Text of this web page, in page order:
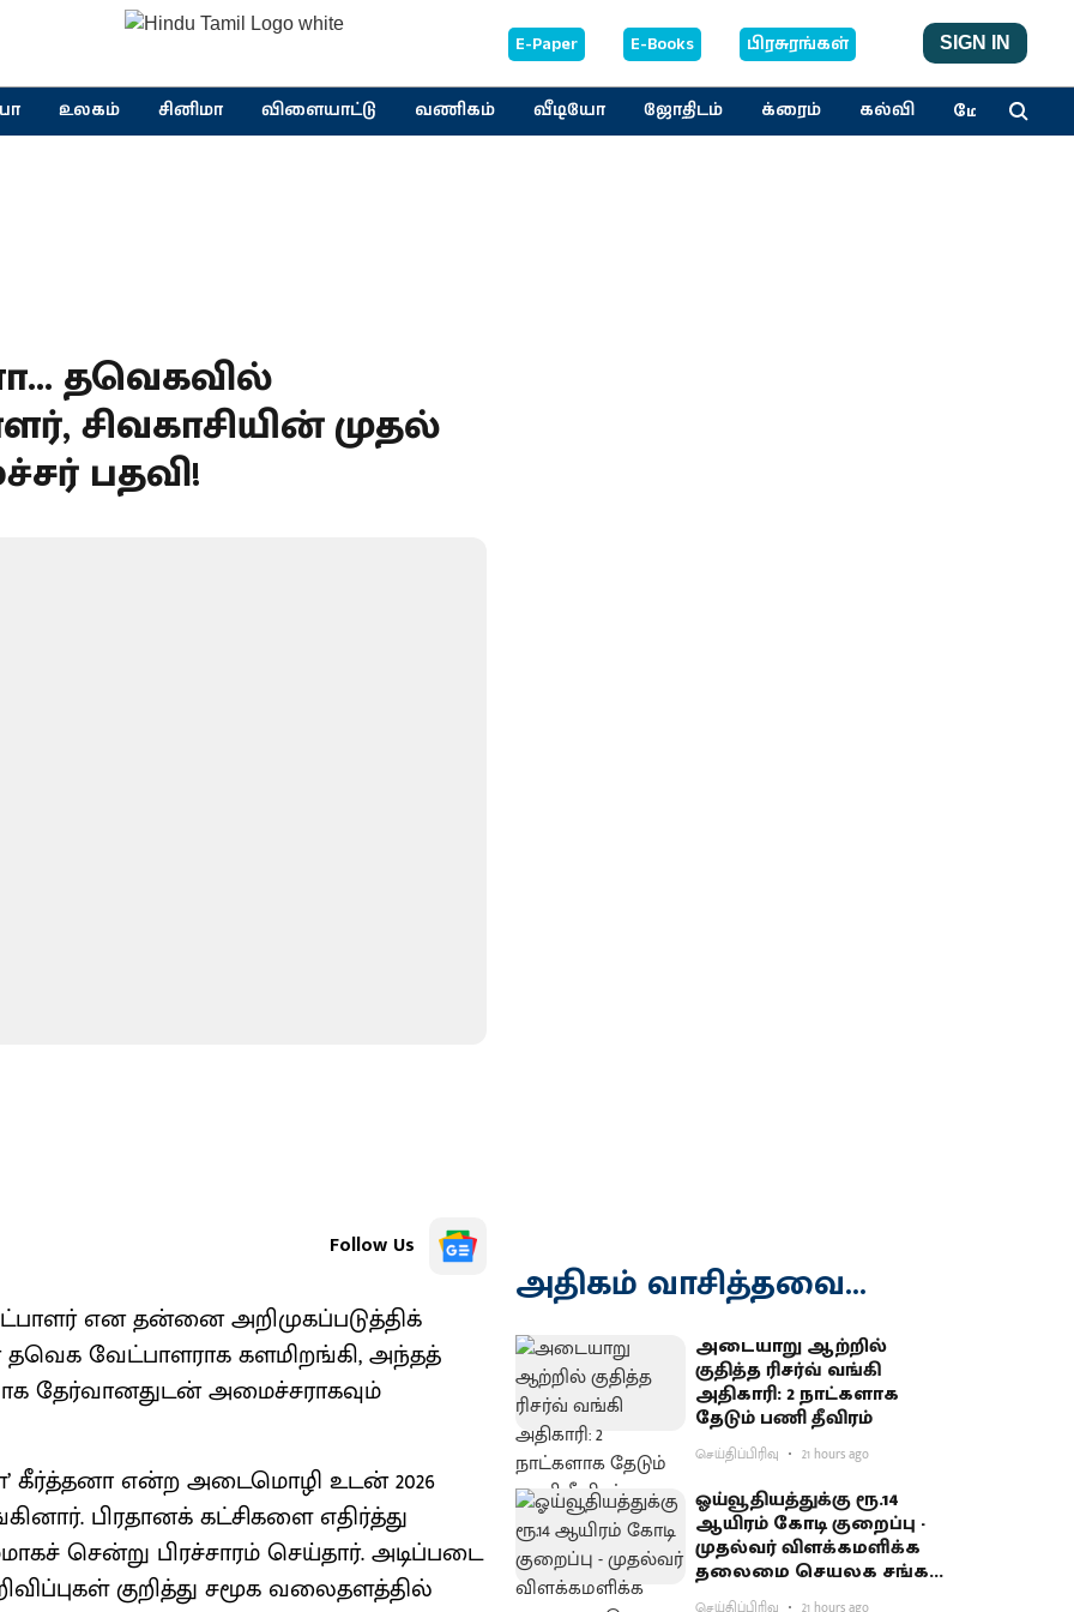
E-Paper E-Books பிரசுரங்கள் SIGN IN
உலகம் சினிமா விளையாட்டு வணிகம் வீடியோ ஜோதிடம் க்ரைம் கல்வி மேலும்
தவெகவில்
சிவகாசியின் முதல்
பதவி!
Follow Us
என தன்னை அறிமுகப்படுத்திக்
வேட்பாளராக களமிறங்கி, அந்தத்
தேர்வானதுடன் அமைச்சராகவும்
கீர்த்தனா என்ற அடைமொழி உடன் 2026
பிரதானக் கட்சிகளை எதிர்த்து
சென்று பிரச்சாரம் செய்தார். அடிப்படை
குறித்து சமூக வலைதளத்தில்
அதிகம் வாசித்தவை...
அடையாறு ஆற்றில்
குதித்த ரிசர்வ் வங்கி
அதிகாரி: 2 நாட்களாக
தேடும் பணி தீவிரம்
செய்திப்பிரிவு 21 hours ago
ஓய்வூதியத்துக்கு ரூ.14
ஆயிரம் கோடி குறைப்பு -
முதல்வர் விளக்கமளிக்க
தலைமை செயலக சங்கம்
வலியுறுத்தல்